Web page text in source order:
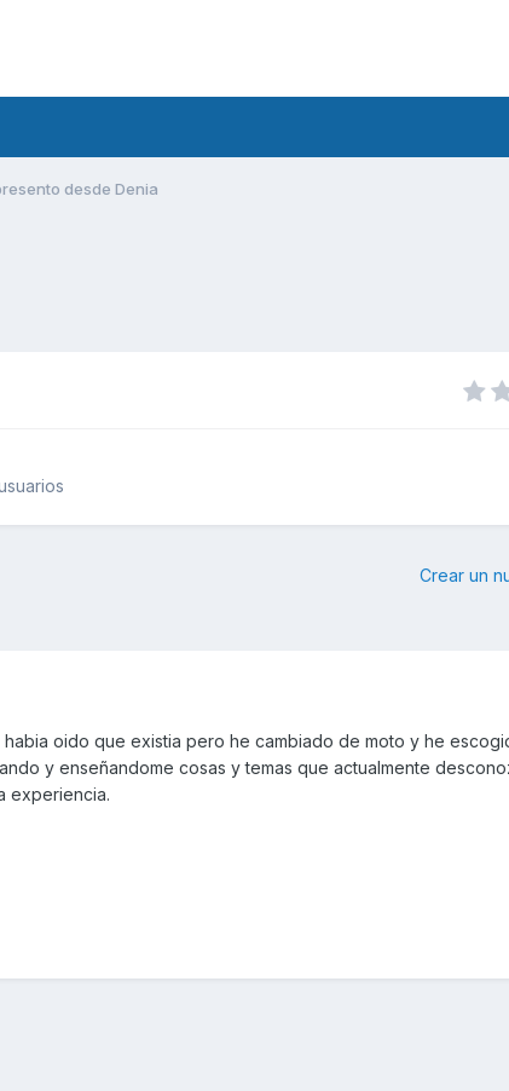
desde Denia
Crear un
oido que existia pero he cambiado de moto y he
y enseñandome cosas y temas que actualmente
experiencia.